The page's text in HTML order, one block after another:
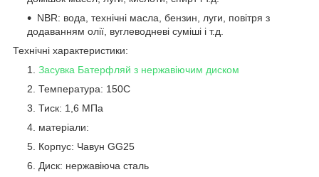
NBR: вода, технічні масла, бензин, луги, повітря з
додаванням олії, вуглеводневі суміші і т.д.
Технічні характеристики:
Засувка Батерфляй з нержавіючим диском
Температура: 150С
Тиск: 1,6 МПа
матеріали:
Корпус: Чавун GG25
Диск: нержавіюча сталь